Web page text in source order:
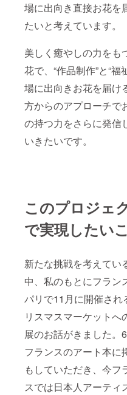
場に出向き直接お花を
たいと考えています。
美しく癒やしの力をも
花で、“作品制作”と“福
場に出向きお花を届け
方からのアプローチで
の持つ力をさらに発信
いきたいです。
このプロジェ
で実現したい
新たな挑戦を考えてい
中、私のもとにフラン
パリで11月に開催され
リスマスマーケットへ
展のお話がきました。
フランスのアート本に
もしていただき、今フ
スでは日本人アーティ